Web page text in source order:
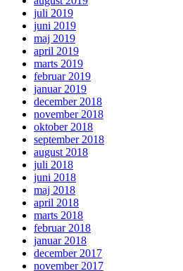
juli 2019
juni 2019
maj 2019
april 2019
marts 2019
februar 2019
januar 2019
december 2018
november 2018
oktober 2018
september 2018
august 2018
juli 2018
juni 2018
maj 2018
april 2018
marts 2018
februar 2018
januar 2018
december 2017
november 2017